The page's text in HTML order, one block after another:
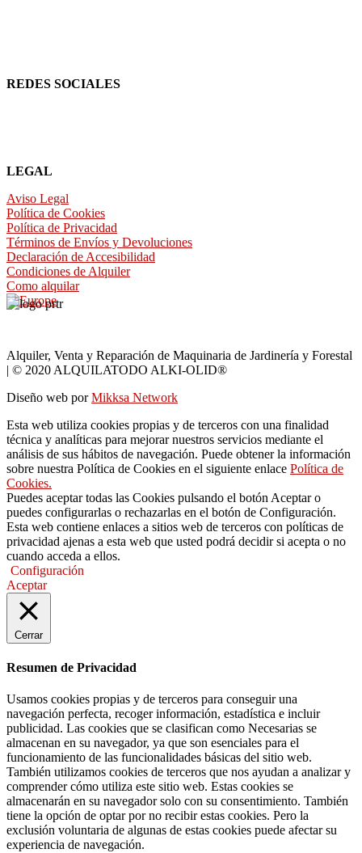
REDES SOCIALES
LEGAL
Aviso Legal
Política de Cookies
Política de Privacidad
Términos de Envíos y Devoluciones
Declaración de Accesibilidad
Condiciones de Alquiler
Como alquilar
Alquiler, Venta y Reparación de Maquinaria de Jardinería y Forestal
| © 2020 ALQUILATODO ALKI-OLID®
Diseño web porMikksa Network
Esta web utiliza cookies propias y de terceros con una finalidad
técnica y analíticas para mejorar nuestros servicios mediante el
análisis de sus hábitos de navegación. Puede obtener la información
sobre nuestra Política de Cookies en el siguiente enlace Política de
Cookies.
Puedes aceptar todas las Cookies pulsando el botón Aceptar o
puedes configurarlas o rechazarlas en el botón de Configuración.
Esta web contiene enlaces a sitios web de terceros con políticas de
privacidad ajenas a esta web que usted podrá decidir si acepta o no
cuando acceda a ellos.
Configuración
Aceptar
Cerrar
Resumen de Privacidad
Usamos cookies propias y de terceros para conseguir una
navegación perfecta, recoger información, estadística e incluir
publicidad. Las cookies que se clasifican como Necesarias se
almacenan en su navegador, ya que son esenciales para el
funcionamiento de las funcionalidades básicas del sitio web.
También utilizamos cookies de terceros que nos ayudan a analizar y
comprender cómo utiliza este sitio web. Estas cookies se
almacenarán en su navegador solo con su consentimiento. También
tiene la opción de optar por no recibir estas cookies. Pero la
exclusión voluntaria de algunas de estas cookies puede afectar su
experiencia de navegación.